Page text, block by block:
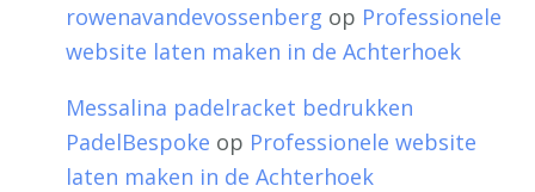
rowenavandevossenberg op Professionele
website laten maken in de Achterhoek
Messalina padelracket bedrukken
PadelBespoke op Professionele website
laten maken in de Achterhoek